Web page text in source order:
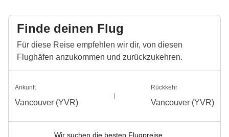
Finde deinen Flug
Für diese Reise empfehlen wir dir, von diesen
Flughäfen anzukommen und zurückzukehren.
Ankunft
Vancouver (YVR)
Rückkehr
Vancouver (YVR)
Wir suchen die besten Flugpreise